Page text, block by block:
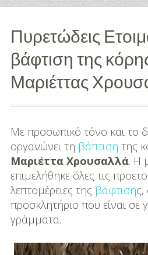
Εκπαίδευση
Βάπτιση
Διάσημες
Βαπτίσεις
Σπίτι
Παιδικό Δωμάτιο
Πυρετώδεις
βάφτιση της
Μαριέττας
Με προσωπικό τόνο και το
οργανώνει τη βάπτιση της
Μαριέττα Χρουσαλλά. Η
επιμελήθηκε όλες τις
λεπτομέρειες της βάφτισης,
προσκλητήριο που είναι σε
γράμματα.